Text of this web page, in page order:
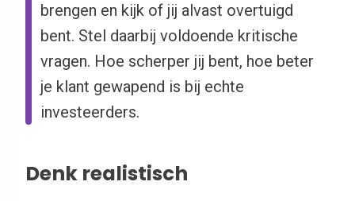
brengen en kijk of jij alvast overtuigd
bent. Stel daarbij voldoende kritische
vragen. Hoe scherper jij bent, hoe beter
je klant gewapend is bij echte
investeerders.
Denk realistisch